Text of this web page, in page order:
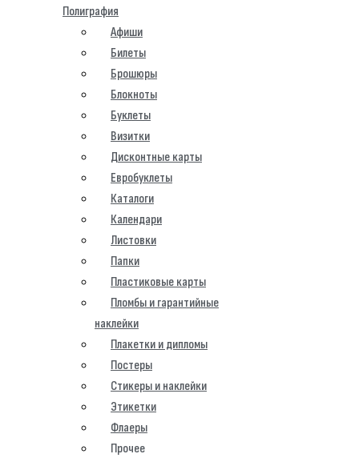
Полиграфия
Афиши
Билеты
Брошюры
Блокноты
Буклеты
Визитки
Дисконтные карты
Евробуклеты
Каталоги
Календари
Листовки
Папки
Пластиковые карты
Пломбы и гарантийные
наклейки
Плакетки и дипломы
Постеры
Стикеры и наклейки
Этикетки
Флаеры
Прочее